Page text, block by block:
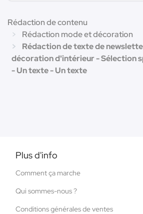
Rédaction de contenu
Rédaction mode et décoration
Rédaction de texte de
décoration d'intérieur - Sélection
- Un texte - Un texte
Plus d'info
Comment ça marche
Qui sommes-nous ?
Conditions générales de ventes